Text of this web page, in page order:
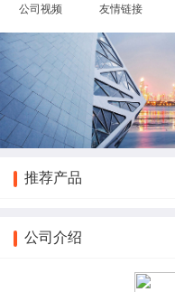
公司视频 友情链接
推荐产品
公司介绍